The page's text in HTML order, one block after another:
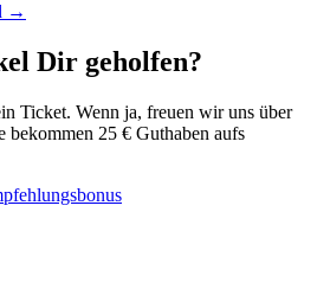
→
Dir geholfen?
Ticket. Wenn ja, freuen wir uns über
25 € Guthaben aufs